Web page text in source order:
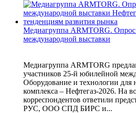
Медиагруппа ARMTORG. Опрос
международной выставки
Медиагруппа ARMTORG
участников 25-й юбилейной
Оборудование и технологии для
комплекса – Нефтегаз-2026. На
корреспондентов ответили
РУС, ООО СПД БИРС и...